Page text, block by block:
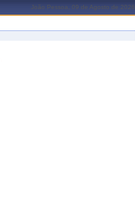
João Pessoa, 09 de Agosto de 2026